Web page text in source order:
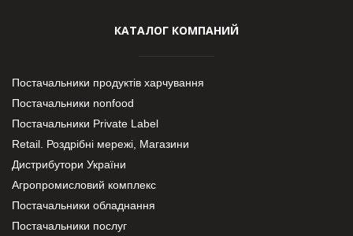
КАТАЛОГ КОМПАНИЙ
Постачальники продуктів харчування
Постачальники nonfood
Постачальники Private Label
Retail. Роздрібні мережі, Магазини
Дистрибутори України
Агропромисловий комплекс
Постачальники обладнання
Постачальники послуг